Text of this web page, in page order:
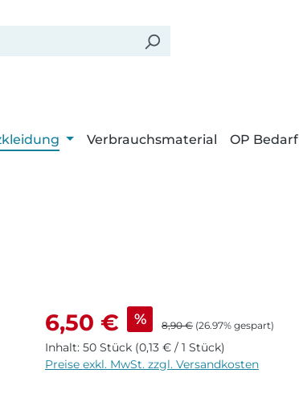
Verbrauchsmaterial OP Bedarf
Verkaufspreis:
6,50 € % Regulärer Preis:
8,90 € (26.97% gespart)
Inhalt: 50 Stück (0,13 € / 1 Stück)
Preise exkl. MwSt. zzgl. Versandkosten